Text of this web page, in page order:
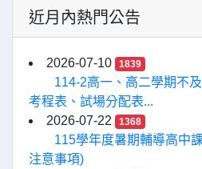
近月內熱門公告
2026-07-10 1839
114-2高一、高二學期不
考程表、試場分配表...
2026-07-22
1368
115學年度暑期輔導高中
注意事項)